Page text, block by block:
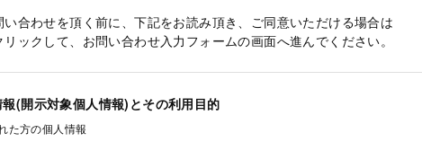
い合わせを頂く前に、下記をお読み頂き、ご同意いただける場合は
リックして、お問い合わせ入力フォームの画面へ進んでください。
(開示対象個人情報)とその利用目的
た方の個人情報
め再度入力をお願いします）